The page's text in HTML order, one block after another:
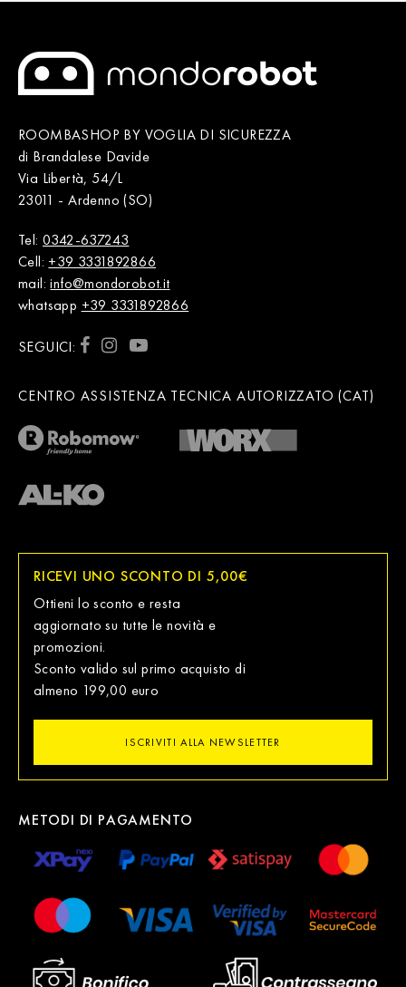
ROOMBASHOP BY VOGLIA DI SICUREZZA
di Brandalese Davide
Via Libertà, 54/L
23011 - Ardenno (SO)
Tel: 0342-637243
Cell: +39 3331892866
mail:info@mondorobot.it
whatsapp +39 3331892866
SEGUICI:
CENTRO ASSISTENZA TECNICA AUTORIZZATO (CAT)
RICEVI UNO SCONTO DI 5,00€
Ottieni lo sconto e resta
aggiornato su tutte le novità e
promozioni.
Sconto valido sul primo acquisto di
almeno 199,00 euro
ISCRIVITI ALLA NEWSLETTER
METODI DI PAGAMENTO